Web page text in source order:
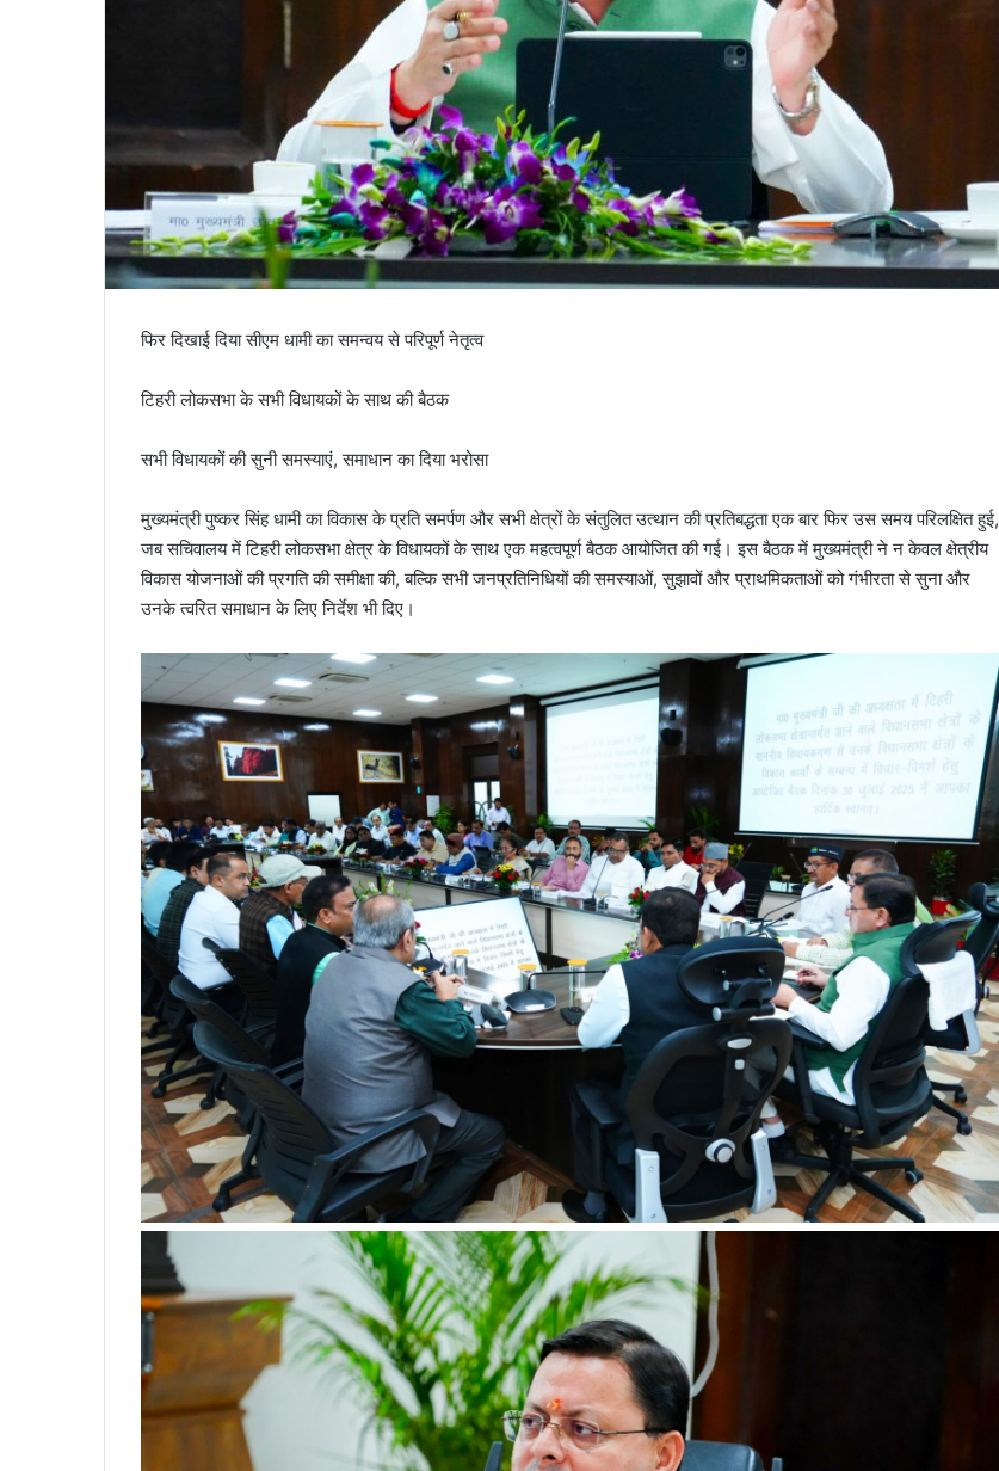
फिर दिखाई दिया सीएम धामी का समन्वय से परिपूर्ण नेतृत्व
टिहरी लोकसभा के सभी विधायकों के साथ की बैठक
सभी विधायकों की सुनी समस्याएं, समाधान का दिया भरोसा
मुख्यमंत्री पुष्कर सिंह धामी का विकास के प्रति समर्पण और सभी क्षेत्रों के संतुलित उत्थान की प्रतिबद्धता एक बार फिर उस समय परिलक्षित हुई,
जब सचिवालय में टिहरी लोकसभा क्षेत्र के विधायकों के साथ एक महत्वपूर्ण बैठक आयोजित की गई। इस बैठक में मुख्यमंत्री ने न केवल क्षेत्रीय
विकास योजनाओं की प्रगति की समीक्षा की, बल्कि सभी जनप्रतिनिधियों की समस्याओं, सुझावों और प्राथमिकताओं को गंभीरता से सुना और
उनके त्वरित समाधान के लिए निर्देश भी दिए।